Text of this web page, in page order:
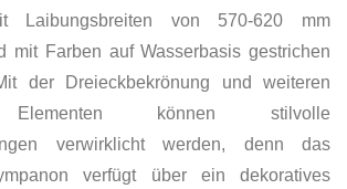
Laibungsbreiten von 570-620 mm
mit Farben auf Wasserbasis gestrichen
der Dreieckbekrönung und weiteren
Elementen können stilvolle
verwirklicht werden, denn das
verfügt über ein dekoratives